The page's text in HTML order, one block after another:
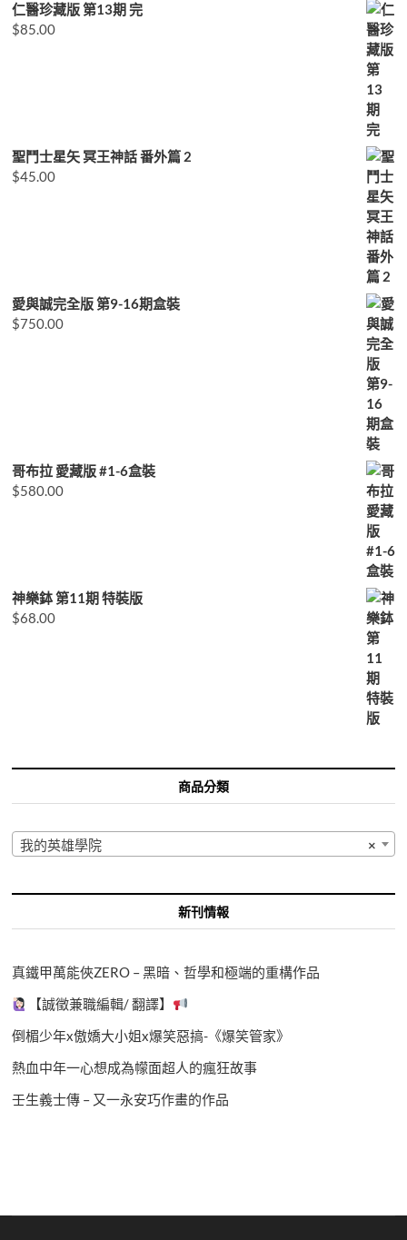
仁醫珍藏版 第13期 完
$85.00
聖鬥士星矢 冥王神話 番外篇 2
$45.00
愛與誠完全版 第9-16期盒裝
$750.00
哥布拉 愛藏版 #1-6盒裝
$580.00
神樂鉢 第11期 特裝版
$68.00
商品分類
×
我的英雄學院
新刊情報
真鐵甲萬能俠ZERO – 黑暗、哲學和極端的重構作品
【誠徵兼職編輯/ 翻譯】
倒楣少年x傲嬌大小姐x爆笑惡搞-《爆笑管家》
熱血中年一心想成為幪面超人的瘋狂故事
壬生義士傳 – 又一永安巧作畫的作品